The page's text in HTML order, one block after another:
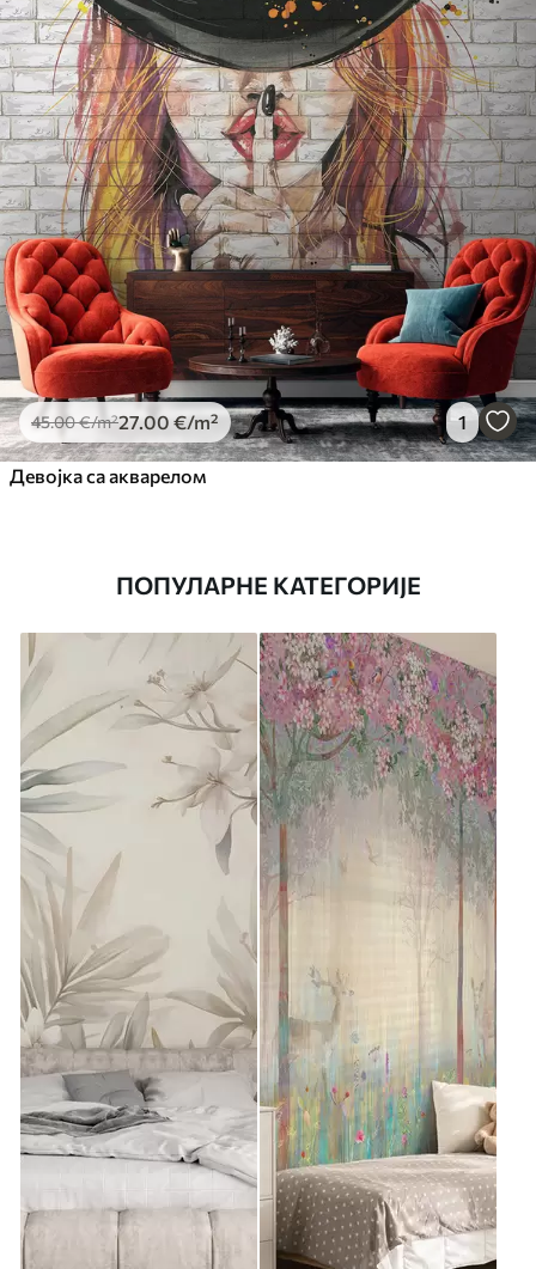
45.00€/m²27.00 €/m² 1
Девојка са акварелом
ПОПУЛАРНЕ КАТЕГОРИЈЕ